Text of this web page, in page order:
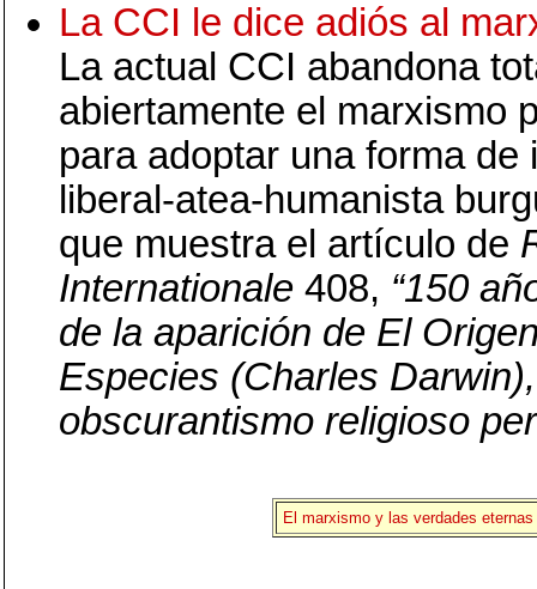
La CCI le dice adiós al
La actual CCI abandona
abiertamente el marxismo
para adoptar una forma de
liberal-atea-humanista
que muestra el artículo de
Internationale 408, “150
de la aparición de El
Especies (Charles
obscurantismo religioso
El marxismo y las verdades eternas